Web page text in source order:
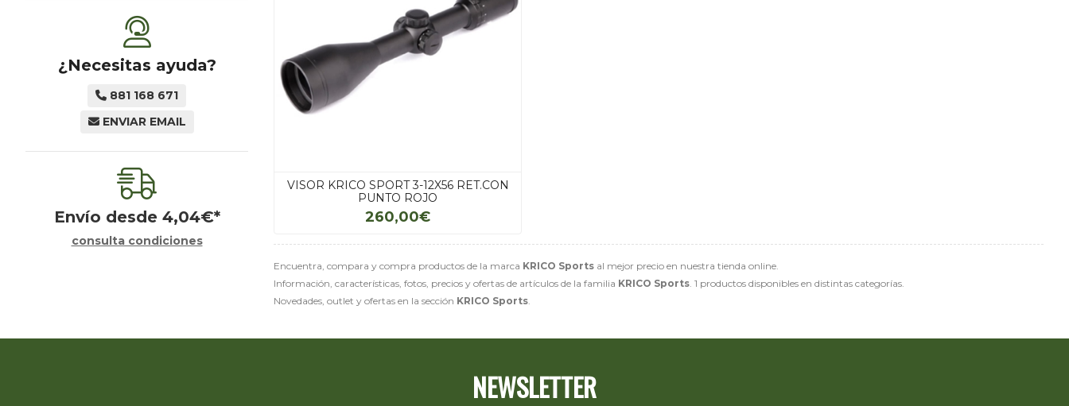
Encuentra, compara y compra productos de la marca KRICO Sports al mejor precio en nuestra tienda online.
Información, características, fotos, precios y ofertas de artículos de la familia KRICO Sports . 1 productos disponibles en distintas categorías.
Novedades, outlet y ofertas en la sección KRICO Sports
VISOR KRICO SPORT 3-12X56 RET.CON
PUNTO ROJO
260,00€
¿Necesitas ayuda?
881 168 671
ENVIAR EMAIL
Envío desde 4,04€*
consulta condiciones
NEWSLETTER